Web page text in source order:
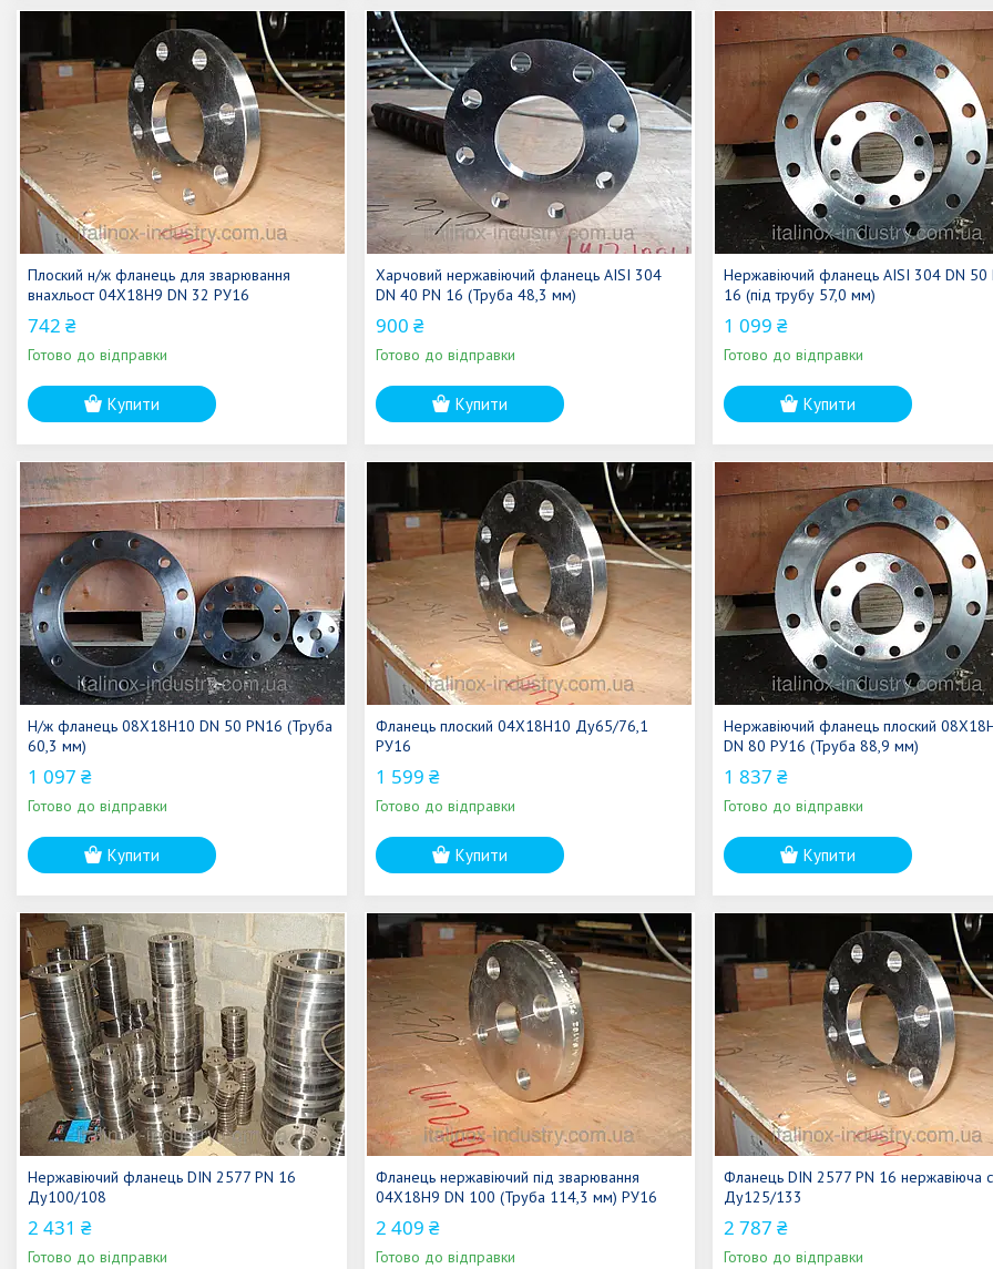
Плоский н/ж фланець для зварювання
внахльост 04Х18Н9 DN 32 РУ16
742 ₴
Готово до відправки
Купити
Харчовий нержавіючий фланець AISI 304
DN 40 PN 16 (Труба 48,3 мм)
900 ₴
Готово до відправки
Купити
Нержавіючий фланець AISI 304 DN 50
16 (під трубу 57,0 мм)
1 099 ₴
Готово до відправки
Купити
Н/ж фланець 08Х18Н10 DN 50 PN16 (Труба
60,3 мм)
1 097 ₴
Готово до відправки
Купити
Фланець плоский 04Х18Н10 Ду65/76,1
РУ16
1 599 ₴
Готово до відправки
Купити
Нержавіючий фланець плоский
DN 80 РУ16 (Труба 88,9 мм)
1 837 ₴
Готово до відправки
Купити
Нержавіючий фланець DIN 2577 PN 16
Ду100/108
2 431 ₴
Готово до відправки
Фланець нержавіючий під зварювання
04Х18Н9 DN 100 (Труба 114,3 мм) РУ16
2 409 ₴
Готово до відправки
Фланець DIN 2577 PN 16 нержавіюча
Ду125/133
2 787 ₴
Готово до відправки